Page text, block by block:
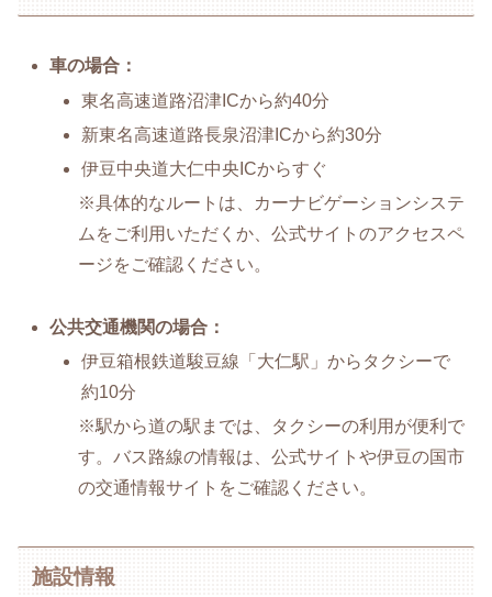
車の場合：
東名高速道路沼津ICから約40分
新東名高速道路長泉沼津ICから約30分
伊豆中央道大仁中央ICからすぐ
※具体的なルートは、カーナビゲーションシステ
ムをご利用いただくか、公式サイトのアクセスペ
ージをご確認ください。
公共交通機関の場合：
伊豆箱根鉄道駿豆線「大仁駅」からタクシーで
約10分
※駅から道の駅までは、タクシーの利用が便利で
す。バス路線の情報は、公式サイトや伊豆の国市
の交通情報サイトをご確認ください。
施設情報